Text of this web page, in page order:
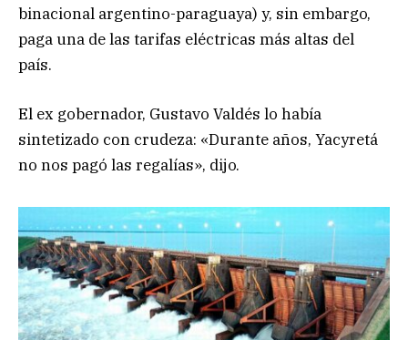
binacional argentino-paraguaya) y, sin embargo,
paga una de las tarifas eléctricas más altas del
país.
El ex gobernador, Gustavo Valdés lo había
sintetizado con crudeza: «Durante años, Yacyretá
no nos pagó las regalías», dijo.